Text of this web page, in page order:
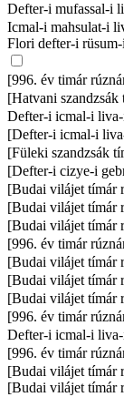
Defter-i mufassal-i
Icmal-i mahsulat-i
Flori defter-i
[996. év timár
[Hatvani
Defter-i icmal-i
[Defter-i icmal-i
[Füleki szandzsák
[Defter-i cizye-i
[Budai vilájet tímár
[Budai vilájet tímár
[Budai vilájet tímár
[996. év timár
[Budai vilájet tímár
[Budai vilájet tímár
[Budai vilájet tímár
[996. év timár
Defter-i icmal-i
[996. év timár
[Budai vilájet tímár
[Budai vilájet tímár